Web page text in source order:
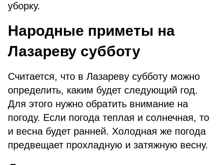
уборку.
Народные приметы на
Лазареву субботу
Считается, что в Лазареву субботу можно
определить, каким будет следующий год.
Для этого нужно обратить внимание на
погоду. Если погода теплая и солнечная, то
и весна будет ранней. Холодная же погода
предвещает прохладную и затяжную весну.